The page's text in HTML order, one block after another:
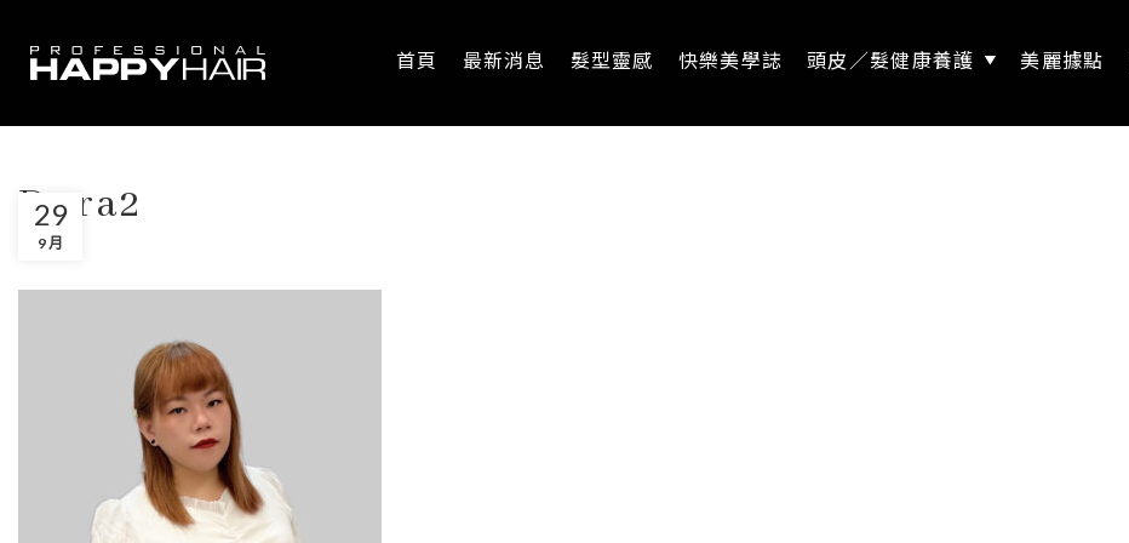
首頁 最新消息 髮型靈感 快樂美學誌 頭皮／髮健康養護 美麗據點
Dora2
29
9 月